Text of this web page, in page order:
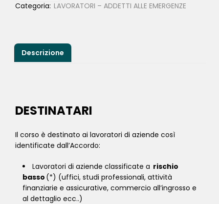
Categoria: LAVORATORI – ADDETTI ALLE EMERGENZE
Descrizione
DESTINATARI
Il corso è destinato ai lavoratori di aziende così
identificate dall’Accordo:
Lavoratori di aziende classificate a rischio
basso (*) (uffici, studi professionali, attività
finanziarie e assicurative, commercio all’ingrosso e
al dettaglio ecc..)